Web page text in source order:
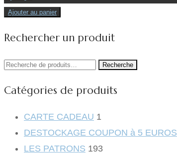
initial
9.90€.
actuel
4.95€.
Ajouter au panier
Rechercher un produit
Recherche
Recherche
Catégories de produits
CARTE CADEAU 1
DESTOCKAGE COUPON à 5 EUROS
LES PATRONS 193